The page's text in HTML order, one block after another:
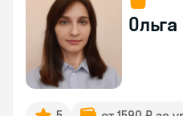
Ольга